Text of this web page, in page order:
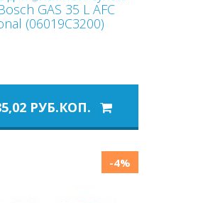
GAS 35 L AFC
(06019C3200)
РУБ.КОП.
-4%